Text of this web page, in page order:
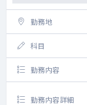
勤務地
科目
勤務内容
勤務内容詳細